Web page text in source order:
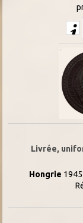
Livrée,
Hongrie